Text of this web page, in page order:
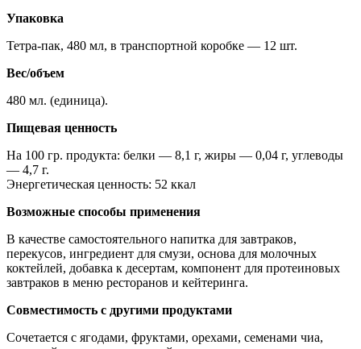
Упаковка
Тетра-пак, 480 мл, в транспортной коробке — 12 шт.
Вес/объем
480 мл. (единица).
Пищевая ценность
На 100 гр. продукта: белки — 8,1 г, жиры — 0,04 г, углеводы
— 4,7 г.
Энергетическая ценность: 52 ккал
Возможные способы применения
В качестве самостоятельного напитка для завтраков,
перекусов, ингредиент для смузи, основа для молочных
коктейлей, добавка к десертам, компонент для протеиновых
завтраков в меню ресторанов и кейтеринга.
Совместимость с другими продуктами
Сочетается с ягодами, фруктами, орехами, семенами чиа,